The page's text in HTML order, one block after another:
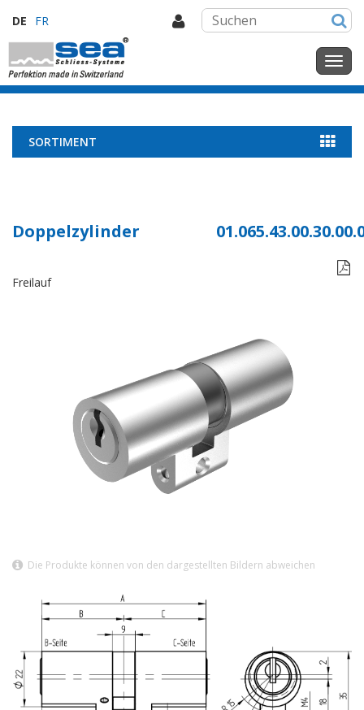
DE FR
SORTIMENT
Doppelzylinder

Freilauf
Die Produkte können von den dargestellten Bildern abweichen